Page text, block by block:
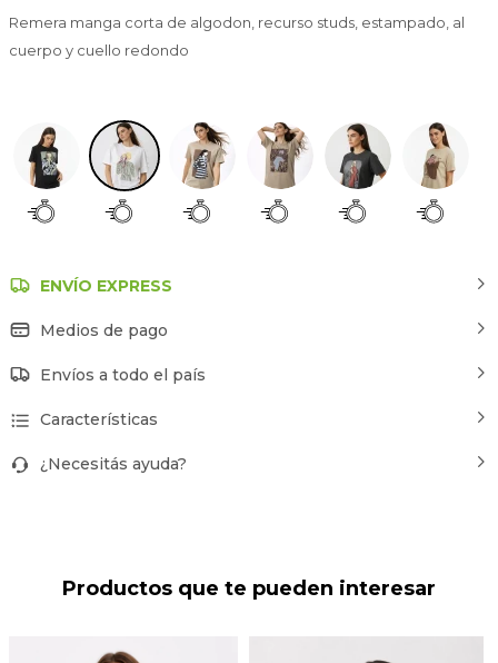
Remera manga corta de algodon, recurso studs, estampado, al
cuerpo y cuello redondo
ENVÍO EXPRESS
Medios de pago
Envíos a todo el país
Características
¿Necesitás ayuda?
Productos que te pueden interesar